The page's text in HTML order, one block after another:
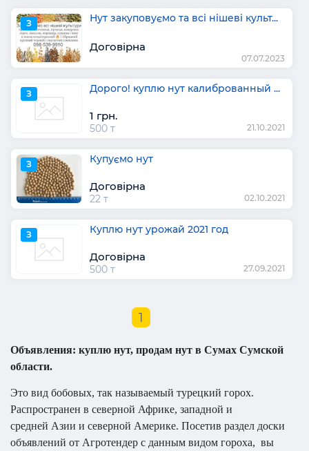
З Нут закуповуємо та всі нішеві культ...
Договірна
07.07.2023
З Дорого! куплю нут калиброванный ...
1 грн.
500 т 21.10.2021
З Купуємо нут
Договірна
22 т 02.10.2021
З Куплю нут урожай 2021 год
Договірна
500 т 27.09.2021
1
Объявления: куплю нут, продам нут в Сумах Сумской
области.
Это вид бобовых, так называемый турецкий горох.
Распространен в северной Африке, западной и
средней Азии и северной Америке. Посетив раздел доски
объявлений от Агротендер с данным видом гороха, вы